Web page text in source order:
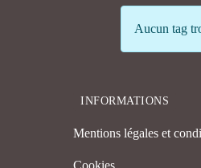
Info
Aucun tag
INFORMATIONS
Mentions légales et